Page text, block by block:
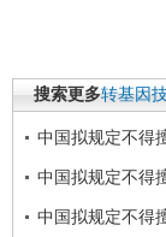
搜索更多转基因
中国拟规定不得
中国拟规定不得
中国拟规定不得